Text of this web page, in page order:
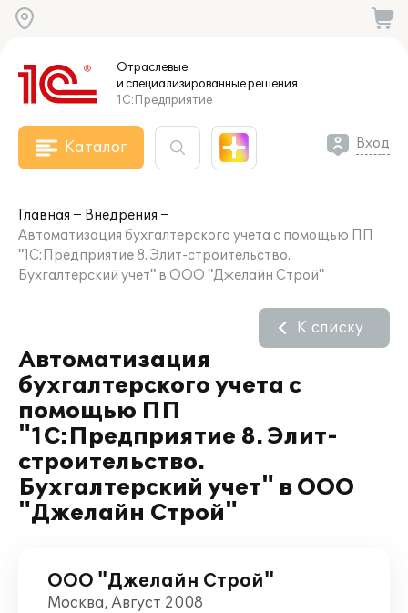
Отраслевые
и специализированныерешения
1С:Предприятие
Каталог Вход
Главная
Внедрения
Автоматизация бухгалтерского учета с помощью ПП
"1С:Предприятие 8. Элит-строительство.
Бухгалтерский учет" в ООО "Джелайн Строй"
Автоматизация
бухгалтерского учета с
помощью ПП
"1С:Предприятие 8. Элит-
строительство.
Бухгалтерский учет" в ООО
"Джелайн Строй"
К списку
ООО "Джелайн Строй"
Москва, Август 2008